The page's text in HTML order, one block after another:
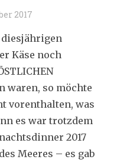
2017
Käse noch
waren, so möchte
vorenthalten, was
es war trotzdem
2017
Meeres – es gab